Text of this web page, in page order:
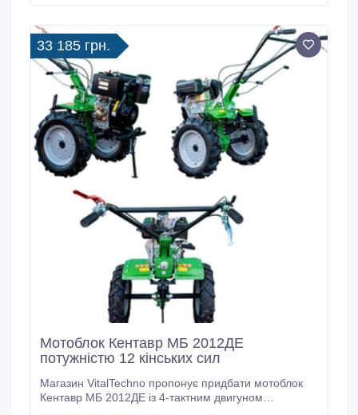
стрижки 33 см, пластиковий травозбірник, об'єм
травозбірника 35 л, без мульчування, без бічного
викиду, вага 11, 3 кг.
33 185 грн.
Мотоблок Кентавр МБ 2012ДЕ
потужністю 12 кінських сил
Магазин VitalTechno пропонує придбати мотоблок
Кентавр МБ 2012ДЕ із 4-тактним двигуном